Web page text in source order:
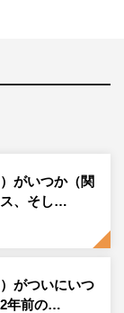
ヶ谷と関水が
関水渚さんオ
とともに拍手
れた関水は、
恥ずかし
さんが温かくて
とコメント。
てありがとう
がいつか（関
、そし…
がついにいつ
年前の…